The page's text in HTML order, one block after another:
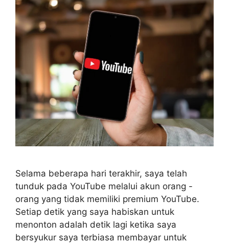
Selama beberapa hari terakhir, saya telah
tunduk pada YouTube melalui akun orang -
orang yang tidak memiliki premium YouTube.
Setiap detik yang saya habiskan untuk
menonton adalah detik lagi ketika saya
bersyukur saya terbiasa membayar untuk